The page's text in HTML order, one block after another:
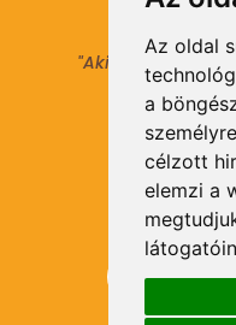
Az oldal
a
célzott
elemzi a
"Aki másokat
© 2021